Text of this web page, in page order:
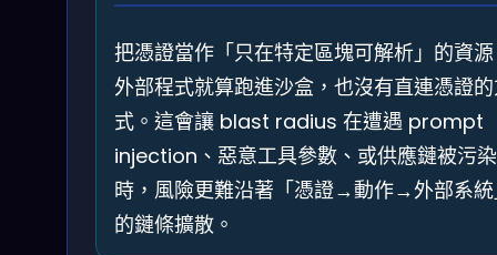
把憑證當作「只在特定區塊可解析」的資
外部程式就算跑進沙盒，也沒有直連憑證
式。這會讓 blast radius 在遭遇 prompt
injection、惡意工具參數、或供應鏈被污染
時，風險更難沿著「憑證→動作→外部系
的鏈條擴散。